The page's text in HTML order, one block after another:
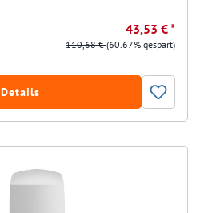
43,53 € *
110,68 €(60.67% gespart)
Details